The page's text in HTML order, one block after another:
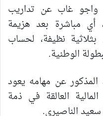
واجو غاب عن تداريب
أي مباشرة بعد هزيمة
بثلاثية نظيفة، لحساب
الوطنية.
المذكور عن مهامه يعود
العالقة في ذمة
سعيد الناصيري.